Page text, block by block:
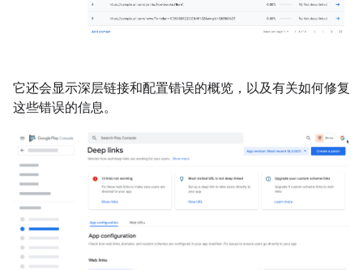
它还会显示深层链接和配置错误的概览，以及有关如何修复
这些错误的信息。